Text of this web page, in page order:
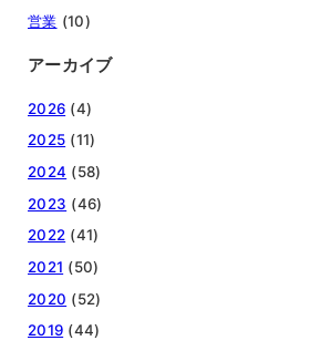
営業 (10)
アーカイブ
2026 (4)
2025 (11)
2024 (58)
2023 (46)
2022 (41)
2021 (50)
2020 (52)
2019 (44)